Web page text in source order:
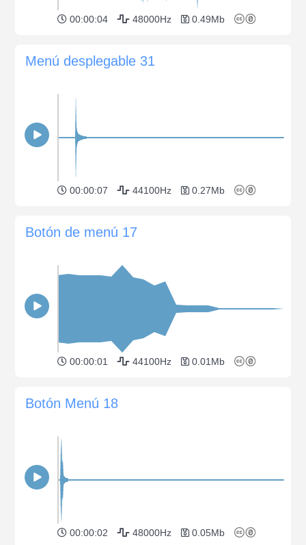
00:00:04 48000Hz 0.49Mb
Menú desplegable 31
00:00:07 44100Hz 0.27Mb
Botón de menú 17
00:00:01 44100Hz 0.01Mb
Botón Menú 18
00:00:02 48000Hz 0.05Mb